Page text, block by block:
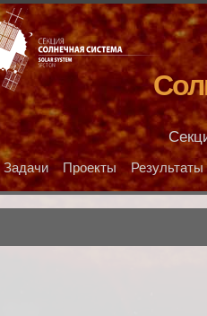
Задачи Проекты Результаты